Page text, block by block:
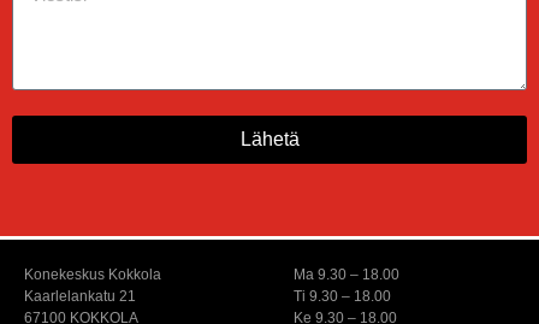
Lähetä
Konekeskus Kokkola
Kaarlelankatu 21
67100 KOKKOLA
Ma 9.30 – 18.00
Ti 9.30 – 18.00
Ke 9.30 – 18.00